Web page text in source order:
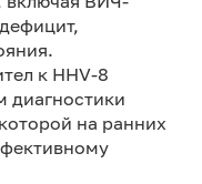
к HHV-8
диагностики
на ранних